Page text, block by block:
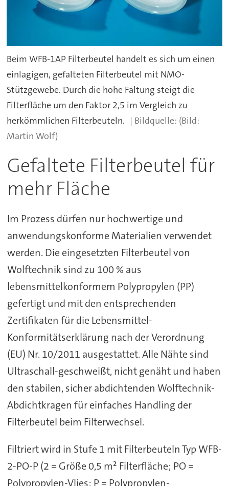
Beim WFB-1AP Filterbeutel handelt es sich um einen
einlagigen, gefalteten Filterbeutel mit NMO-
Stützgewebe. Durch die hohe Faltung steigt die
Filterfläche um den Faktor 2,5 im Vergleich zu
herkömmlichen Filterbeuteln.
(Bild:
Martin Wolf)
Gefaltete Filterbeutel für
mehr Fläche
Im Prozess dürfen nur hochwertige und
anwendungskonforme Materialien verwendet
werden. Die eingesetzten Filterbeutel von
Wolftechnik sind zu 100 % aus
lebensmittelkonformem Polypropylen (PP)
gefertigt und mit den entsprechenden
Zertifikaten für die Lebensmittel-
Konformitätserklärung nach der Verordnung
(EU) Nr. 10/2011 ausgestattet. Alle Nähte sind
Ultraschall-geschweißt, nicht genäht und haben
den stabilen, sicher abdichtenden Wolftechnik-
Abdichtkragen für einfaches Handling der
Filterbeutel beim Filterwechsel.
Filtriert wird in Stufe 1 mit Filterbeuteln Typ WFB-
2-PO-P (2 = Größe 0,5 m² Filterfläche; PO =
Polypropylen-Vlies; P = Polypropylen-